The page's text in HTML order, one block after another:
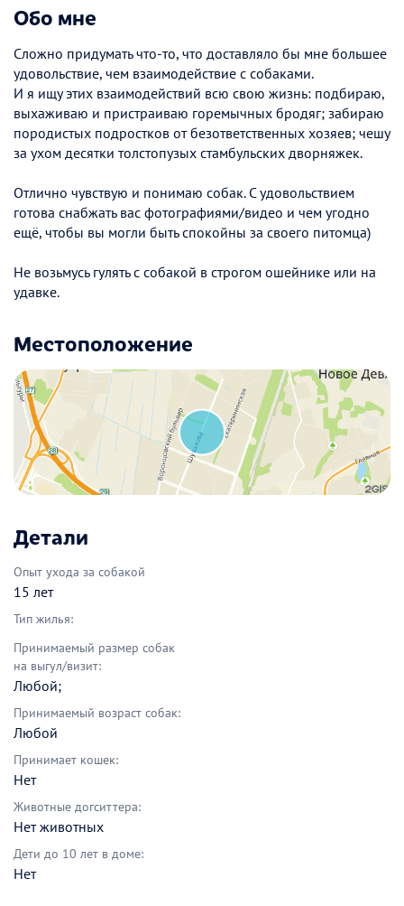
Обо мне
Сложно придумать что-то, что доставляло бы мне большее
удовольствие, чем взаимодействие с собаками.
И я ищу этих взаимодействий всю свою жизнь: подбираю,
выхаживаю и пристраиваю горемычных бродяг; забираю
породистых подростков от безответственных хозяев; чешу
за ухом десятки толстопузых стамбульских дворняжек.
Отлично чувствую и понимаю собак. С удовольствием
готова снабжать вас фотографиями/видео и чем угодно
ещё, чтобы вы могли быть спокойны за своего питомца)
Не возьмусь гулять с собакой в строгом ошейнике или на
удавке.
Местоположение
Детали
Опыт ухода за собакой
15 лет
Тип жилья:
Принимаемый размер собак
на выгул/визит:
Любой;
Принимаемый возраст собак:
Любой
Принимает кошек:
Нет
Животные догситтера:
Нет животных
Дети до 10 лет в доме:
Нет